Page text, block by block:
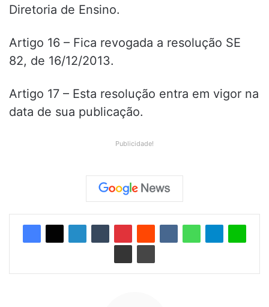
Diretoria de Ensino.
Artigo 16 – Fica revogada a resolução SE
82, de 16/12/2013.
Artigo 17 – Esta resolução entra em vigor na
data de sua publicação.
Publicidade!